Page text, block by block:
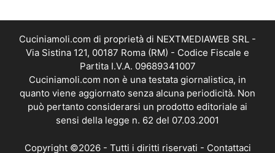
Cuciniamoli.com di proprietà di NEXTMEDIAWEB SRL -
Via Sistina 121, 00187 Roma (RM) - Codice Fiscale e
Partita I.V.A. 09689341007
Cuciniamoli.com non è una testata giornalistica, in
quanto viene aggiornato senza alcuna periodicità. Non
può pertanto considerarsi un prodotto editoriale ai
sensi della legge n. 62 del 07.03.2001
Copyright ©2026 - Tutti i diritti riservati - Contattaci